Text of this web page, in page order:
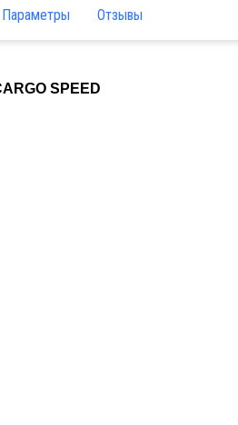
Параметры Отзывы
SPEED